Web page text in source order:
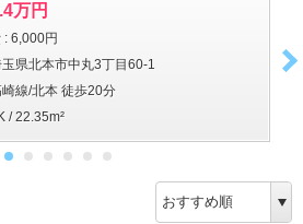
万円
: 6,000円
県北本市中丸3丁目60-1
線/北本 徒歩20分
/ 22.35m²